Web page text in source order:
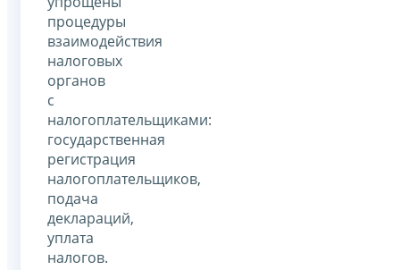
процедуры
взаимодействия
налоговых
органов
с
налогоплательщиками:
государственная
регистрация
налогоплательщиков,
подача
деклараций,
уплата
налогов.